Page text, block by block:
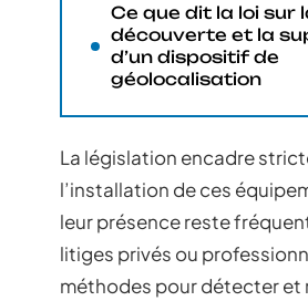
Ce que dit la loi sur
découverte et la
d’un dispositif de
géolocalisation
La législation encadre
l’installation de ces
leur présence reste
litiges privés ou
méthodes pour détecter et